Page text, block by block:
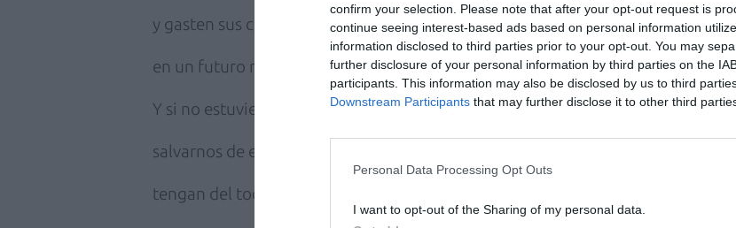
confirm your selection. Please note that after your opt-out request is
continue seeing interest-based ads based on personal information
information disclosed to third parties prior to your opt-out. You may
further disclosure of your personal information by third parties on the
participants. This information may also be disclosed by us to third
Downstream Participants that may further disclose it to other third
Personal Data Processing Opt Outs
I want to opt-out of the Sharing of my personal data.
y gasten sus cuatro duros
en un futuro mejor.
Y si no estuviera en su mano
salvarnos de este desastre,
tengan del todo claro